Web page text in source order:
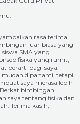
rasa terima
luar biasa yang
SMA yang
fisika yang rumit,
berarti bagi saya.
mudah dipahami, tetapi
saya merasa lebih
bimbingan
saya tentang fisika dan
Terima kasih,